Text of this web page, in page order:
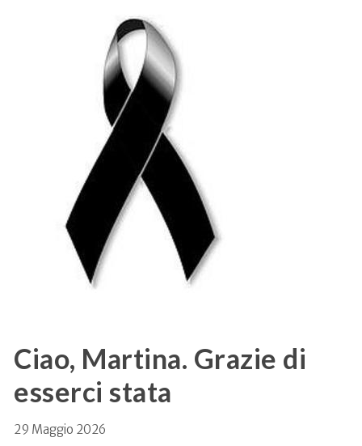
Ciao, Martina. Grazie di
esserci stata
29 Maggio 2026